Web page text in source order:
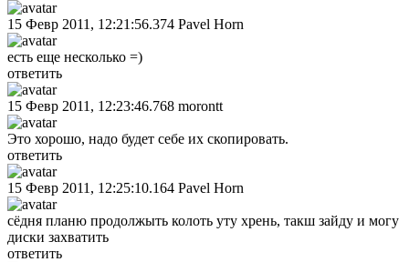
15 Февр 2011, 12:21:56.374 Pavel Horn
есть еще несколько =)
ответить
15 Февр 2011, 12:23:46.768 morontt
Это хорошо, надо будет себе их скопировать.
ответить
15 Февр 2011, 12:25:10.164 Pavel Horn
сёдня планю продолжыть колоть уту хрень, такш зайду и могу
диски захватить
ответить